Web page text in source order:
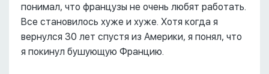
понимал, что французы не очень любят работать.
Все становилось хуже и хуже. Хотя когда я
вернулся 30 лет спустя из Америки, я понял, что
я покинул бушующую Францию.